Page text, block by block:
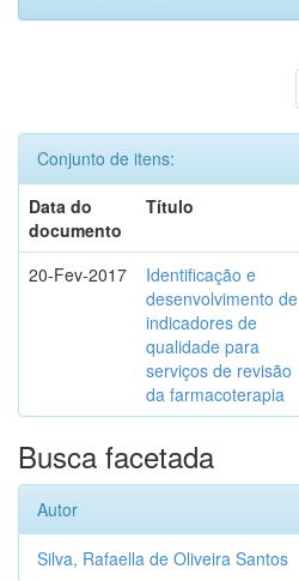
Conjunto de itens:
Data do
documento
Título
20-Fev-2017
Identificação e
desenvolvimento de
indicadores de
qualidade para
serviços de revisão
da farmacoterapia
Busca facetada
Autor
Silva, Rafaella de Oliveira Santos